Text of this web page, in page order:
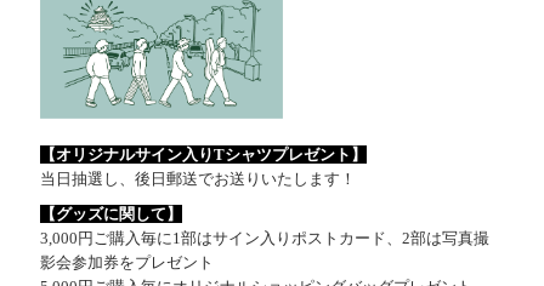
【オリジナルサイン入りTシャツプレゼント】
当日抽選し、後日郵送でお送りいたします！
【グッズに関して】
3,000円ご購入毎に1部はサイン入りポストカード、2部は写真撮
影会参加券をプレゼント